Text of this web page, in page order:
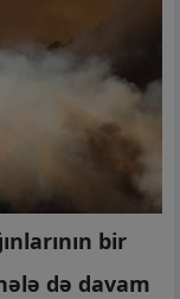
bir
də davam